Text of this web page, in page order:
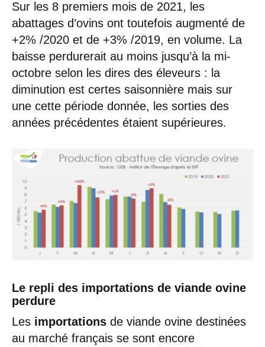
Sur les 8 premiers mois de 2021, les
abattages d’ovins ont toutefois augmenté de
+2% /2020 et de +3% /2019, en volume. La
baisse perdurerait au moins jusqu’à la mi-
octobre selon les dires des éleveurs : la
diminution est certes saisonnière mais sur
une cette période donnée, les sorties des
années précédentes étaient supérieures.
Le repli des importations de viande ovine
perdure
Les importations de viande ovine destinées
au marché français se sont encore